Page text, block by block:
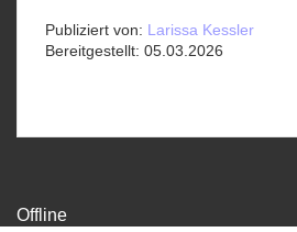
Offline
Publiziert von: Larissa Kessler
Bereitgestellt: 05.03.2026